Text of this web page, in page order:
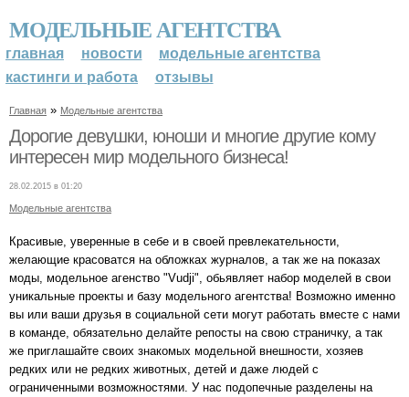
МОДЕЛЬНЫЕ АГЕНТСТВА
главная новости
модельные агентства
кастинги и работа
отзывы
Главная » Модельные агентства
Дорогие девушки, юноши и многие другие кому
интересен мир модельного бизнеса!
28.02.2015 в 01:20
Модельные агентства
Красивые, уверенные в себе и в своей превлекательности,
желающие красоватся на обложках журналов, а так же на показах
моды, модельное агенство "Vudji", обьявляет набор моделей в свои
уникальные проекты и базу модельного агентства! Возможно именно
вы или ваши друзья в социальной сети могут работать вместе с нами
в команде, обязательно делайте репосты на свою страничку, а так
же приглашайте своих знакомых модельной внешности, хозяев
редких или не редких животных, детей и даже людей с
ограниченными возможностями. У нас подопечные разделены на